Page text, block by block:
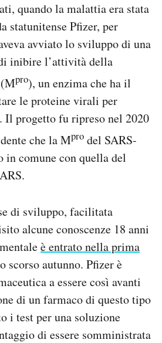
quando la malattia era stata
statunitense Pfizer, per
avviato lo sviluppo di una
inibire l’attività della
pro), un enzima che ha il
le proteine virali per
Il progetto fu ripreso nel 2020
che la Mpro del SARS-
in comune con quella del
di sviluppo, facilitata
alcune conoscenze 18 anni
è entrato nella prima
scorso autunno. Pfizer è
a essere così avanti
di un farmaco di questo tipo
i test per una soluzione
di essere somministrata